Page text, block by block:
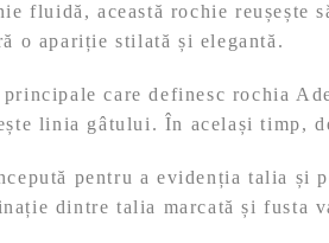
fluidă, această rochie
o apariție stilată și elegantă.
care definesc rochia
linia gâtului. În același timp,
pentru a evidenția talia și
dintre talia marcată și fusta